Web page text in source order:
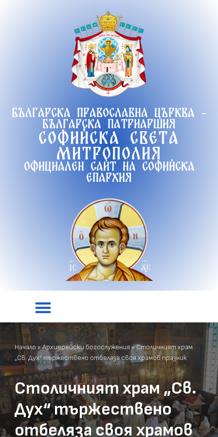
Българска православна църква -
Българска патриаршия
Софийска света
митрополия
Официален сайт на софийска
епархия
Начало»Архиерейски богослужения»Столичният храм
„Св. Дух“ тържествено отбеляза своя храмов празник
Столичният храм „Св.
Дух“ тържествено
отбеляза своя храмов